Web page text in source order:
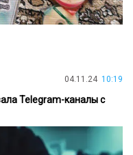
04.11.24 10:19
Telegram-каналы с